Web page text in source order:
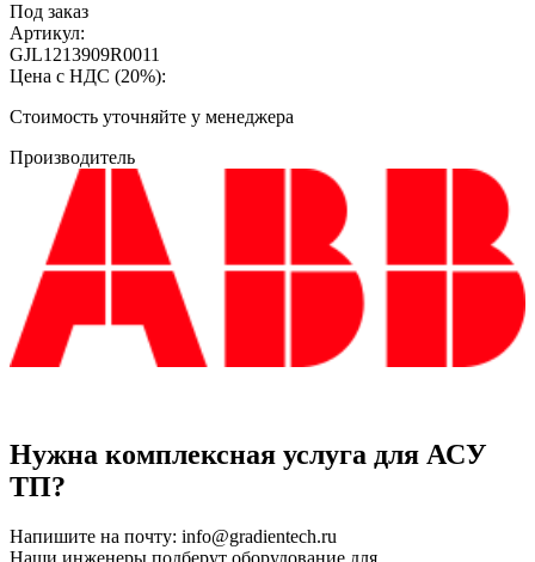
Под заказ
Артикул:
GJL1213909R0011
Цена с НДС (20%):
Cтоимость уточняйте у менеджера
Производитель
Нужна комплексная услуга для АСУ
ТП?
Напишите на почту: info@gradientech.ru